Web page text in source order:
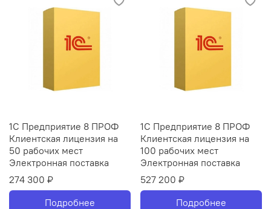
1С Предприятие 8 ПРОФ
Клиентская лицензия на
50 рабочих мест
Электронная поставка
274 300 ₽
Подробнее
1С Предприятие 8 ПРОФ
Клиентская лицензия на
100 рабочих мест
Электронная поставка
527 200 ₽
Подробнее